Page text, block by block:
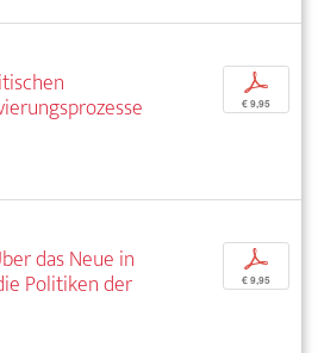
p
€ 9,95
das Neue in
Politiken der
p
€ 9,95